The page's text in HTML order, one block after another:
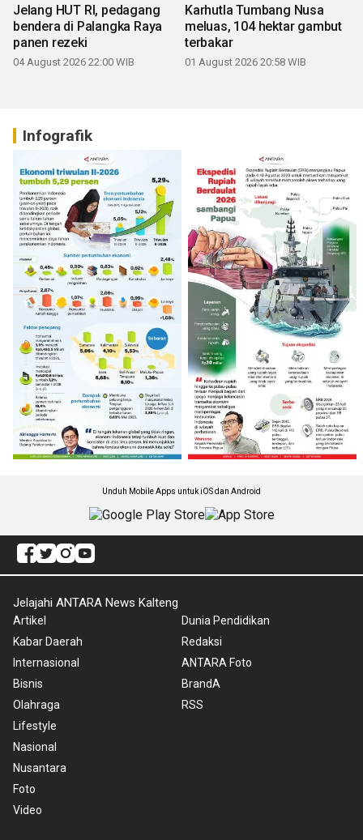
Jelang HUT RI, pedagang
bendera di Palangka Raya
panen rezeki
04 August 2026 22:00 WIB
Karhutla Tumbang Nusa
meluas, 104 hektar gambut
terbakar
01 August 2026 20:58 WIB
Infografik
Unduh Mobile Apps untuk iOS dan Android
Jelajahi ANTARA News Kalteng
Artikel
Kabar Daerah
Internasional
Bisnis
Olahraga
Lifestyle
Nasional
Nusantara
Foto
Video
Dunia Pendidikan
Redaksi
ANTARA Foto
BrandA
RSS